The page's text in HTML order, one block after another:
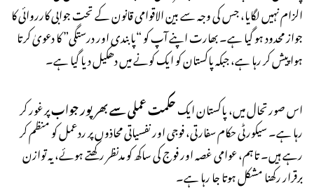
الزام نہیں لگایا، جس کی وجہ سے بین الاقوامی قانون کے تحت جوابی کارروائی کا
جواز محدود ہو گیا ہے۔ بھارت اپنے آپ کو “پابندی اور درستگی” کا دعویٰ کرتا
ہوا پیش کر رہا ہے، جبکہ پاکستان کو ایک کونے میں دھکیل دیا گیا ہے۔
اس صورتحال میں، پاکستان ایکحکمت عملی سے بھرپور جوابپر غور کر
رہا ہے۔ سیکورٹی حکام سفارتی، فوجی اور نفسیاتی محاذوں پر ردعمل کو منظم کر
رہے ہیں۔ تاہم، عوامی غصہ اور فوج کی ساکھ کو مدنظر رکھتے ہوئے، یہ توازن
برقرار رکھنا مشکل ہوتا جا رہا ہے۔